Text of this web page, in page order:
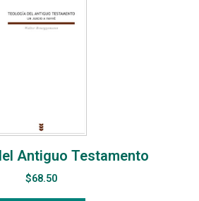
Antiguo Testamento
$68.50